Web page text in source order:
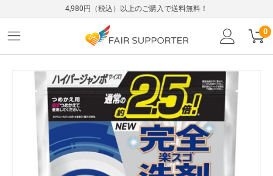
4,980円（税込）以上のご購入で送料無料！
0